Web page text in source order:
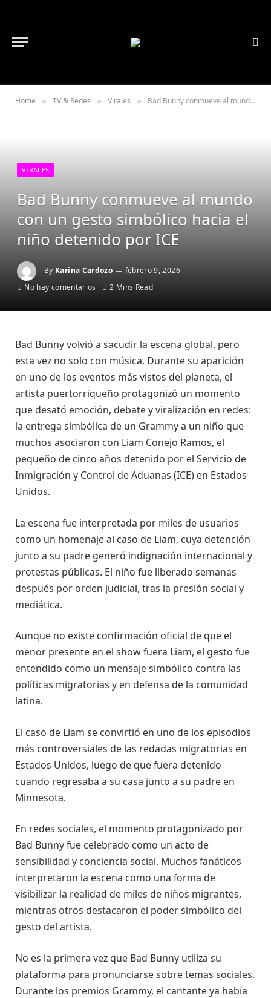
Home » TV & Redes » Virales » Bad Bunny conmueve al mundo con un gesto simbólico hacia el niño detenido por ICE
VIRALES
Bad Bunny conmueve al mundo
con un gesto simbólico hacia el
niño detenido por ICE
By Karina Cardozo
febrero 9, 2026
No hay comentarios
2 Mins Read
Bad Bunny volvió a sacudir la escena global, pero
esta vez no solo con música. Durante su aparición
en uno de los eventos más vistos del planeta, el
artista puertorriqueño protagonizó un momento
que desató emoción, debate y viralización en redes:
la entrega simbólica de un Grammy a un niño que
muchos asociaron con Liam Conejo Ramos, el
pequeño de cinco años detenido por el Servicio de
Inmigración y Control de Aduanas (ICE) en Estados
Unidos.
La escena fue interpretada por miles de usuarios
como un homenaje al caso de Liam, cuya detención
junto a su padre generó indignación internacional y
protestas públicas. El niño fue liberado semanas
después por orden judicial, tras la presión social y
mediática.
Aunque no existe confirmación oficial de que el
menor presente en el show fuera Liam, el gesto fue
entendido como un mensaje simbólico contra las
políticas migratorias y en defensa de la comunidad
latina.
El caso de Liam se convirtió en uno de los episodios
más controversiales de las redadas migratorias en
Estados Unidos, luego de que fuera detenido
cuando regresaba a su casa junto a su padre en
Minnesota.
En redes sociales, el momento protagonizado por
Bad Bunny fue celebrado como un acto de
sensibilidad y conciencia social. Muchos fanáticos
interpretaron la escena como una forma de
visibilizar la realidad de miles de niños migrantes,
mientras otros destacaron el poder simbólico del
gesto del artista.
No es la primera vez que Bad Bunny utiliza su
plataforma para pronunciarse sobre temas sociales.
Durante los premios Grammy, el cantante ya había